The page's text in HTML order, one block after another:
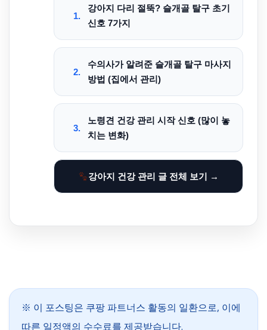
1.
강아지 다리 절뚝? 슬개골 탈구 초기
신호 7가지
2.
수의사가 알려준 슬개골 탈구 마사지
방법 (집에서 관리)
3.
노령견 건강 관리 시작 신호 (많이 놓
치는 변화)
강아지 건강 관리 글 전체 보기 →
※ 이 포스팅은 쿠팡 파트너스 활동의 일환으로, 이에
따른 일정액의 수수료를 제공받습니다.